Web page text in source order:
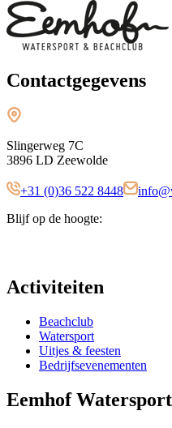
Contactgegevens
Slingerweg 7C
3896 LD Zeewolde
+31 (0)36 522 8448
Blijf op de hoogte:
Activiteiten
Beachclub
Watersport
Uitjes & feesten
Bedrijfsevenementen
Eemhof